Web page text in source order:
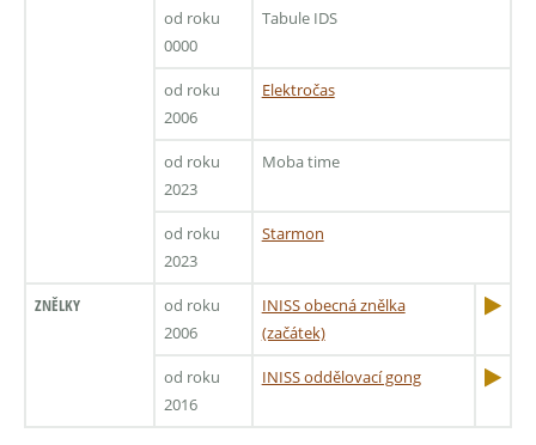
od roku
0000
Tabule IDS
od roku
2006
Elektročas
od roku
2023
Moba time
od roku
2023
Starmon
ZNĚLKY
od roku
2006
INISS obecná znělka
(začátek)
od roku
2016
INISS oddělovací gong